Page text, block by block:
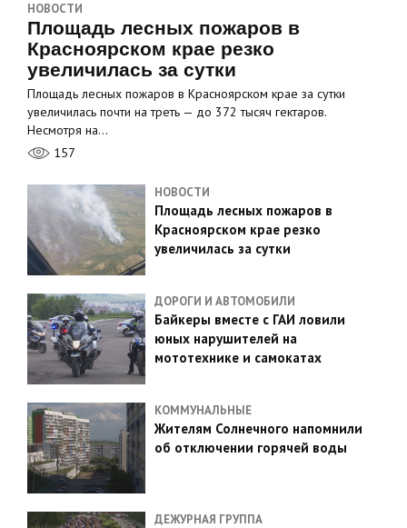
НОВОСТИ
Площадь лесных пожаров в
Красноярском крае резко
увеличилась за сутки
Площадь лесных пожаров в Красноярском крае за сутки
увеличилась почти на треть — до 372 тысяч гектаров.
Несмотря на…
157
НОВОСТИ
Площадь лесных пожаров в
Красноярском крае резко
увеличилась за сутки
ДОРОГИ И АВТОМОБИЛИ
Байкеры вместе с ГАИ ловили
юных нарушителей на
мототехнике и самокатах
КОММУНАЛЬНЫЕ
Жителям Солнечного напомнили
об отключении горячей воды
ДЕЖУРНАЯ ГРУППА